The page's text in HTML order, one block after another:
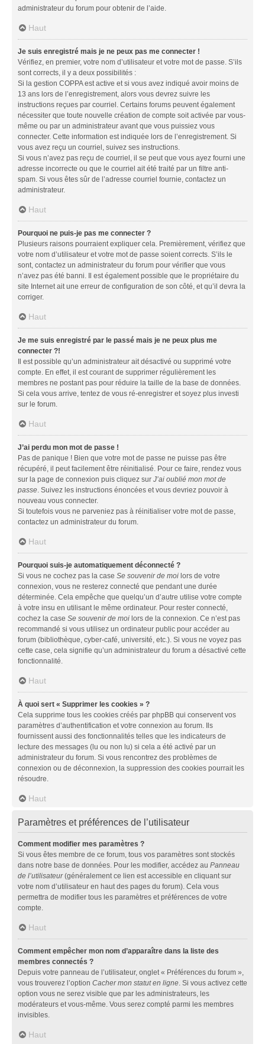
administrateur du forum pour obtenir de l’aide.
Haut
Je suis enregistré mais je ne peux pas me connecter !
Vérifiez, en premier, votre nom d’utilisateur et votre mot de passe. S’ils
sont corrects, il y a deux possibilités :
Si la gestion COPPA est active et si vous avez indiqué avoir moins de
13 ans lors de l’enregistrement, alors vous devrez suivre les
instructions reçues par courriel. Certains forums peuvent également
nécessiter que toute nouvelle création de compte soit activée par vous-
même ou par un administrateur avant que vous puissiez vous
connecter. Cette information est indiquée lors de l’enregistrement. Si
vous avez reçu un courriel, suivez ses instructions.
Si vous n’avez pas reçu de courriel, il se peut que vous ayez fourni une
adresse incorrecte ou que le courriel ait été traité par un filtre anti-
spam. Si vous êtes sûr de l’adresse courriel fournie, contactez un
administrateur.
Haut
Pourquoi ne puis-je pas me connecter ?
Plusieurs raisons pourraient expliquer cela. Premièrement, vérifiez que
votre nom d’utilisateur et votre mot de passe soient corrects. S’ils le
sont, contactez un administrateur du forum pour vérifier que vous
n’avez pas été banni. Il est également possible que le propriétaire du
site Internet ait une erreur de configuration de son côté, et qu’il devra la
corriger.
Haut
Je me suis enregistré par le passé mais je ne peux plus me
connecter ?!
Il est possible qu’un administrateur ait désactivé ou supprimé votre
compte. En effet, il est courant de supprimer régulièrement les
membres ne postant pas pour réduire la taille de la base de données.
Si cela vous arrive, tentez de vous ré-enregistrer et soyez plus investi
sur le forum.
Haut
J’ai perdu mon mot de passe !
Pas de panique ! Bien que votre mot de passe ne puisse pas être
récupéré, il peut facilement être réinitialisé. Pour ce faire, rendez vous
sur la page de connexion puis cliquez sur J’ai oublié mon mot de
passe. Suivez les instructions énoncées et vous devriez pouvoir à
nouveau vous connecter.
Si toutefois vous ne parveniez pas à réinitialiser votre mot de passe,
contactez un administrateur du forum.
Haut
Pourquoi suis-je automatiquement déconnecté ?
Si vous ne cochez pas la case Se souvenir de moi lors de votre
connexion, vous ne resterez connecté que pendant une durée
déterminée. Cela empêche que quelqu’un d’autre utilise votre compte
à votre insu en utilisant le même ordinateur. Pour rester connecté,
cochez la case Se souvenir de moi lors de la connexion. Ce n’est pas
recommandé si vous utilisez un ordinateur public pour accéder au
forum (bibliothèque, cyber-café, université, etc.). Si vous ne voyez pas
cette case, cela signifie qu’un administrateur du forum a désactivé cette
fonctionnalité.
Haut
À quoi sert « Supprimer les cookies » ?
Cela supprime tous les cookies créés par phpBB qui conservent vos
paramètres d’authentification et votre connexion au forum. Ils
fournissent aussi des fonctionnalités telles que les indicateurs de
lecture des messages (lu ou non lu) si cela a été activé par un
administrateur du forum. Si vous rencontrez des problèmes de
connexion ou de déconnexion, la suppression des cookies pourrait les
résoudre.
Haut
Paramètres et préférences de l’utilisateur
Comment modifier mes paramètres ?
Si vous êtes membre de ce forum, tous vos paramètres sont stockés
dans notre base de données. Pour les modifier, accédez au Panneau
de l’utilisateur(généralement ce lien est accessible en cliquant sur
votre nom d’utilisateur en haut des pages du forum). Cela vous
permettra de modifier tous les paramètres et préférences de votre
compte.
Haut
Comment empêcher mon nom d’apparaître dans la liste des
membres connectés ?
Depuis votre panneau de l’utilisateur, onglet « Préférences du forum »,
vous trouverez l’option Cacher mon statut en ligne. Si vous activez cette
option vous ne serez visible que par les administrateurs, les
modérateurs et vous-même. Vous serez compté parmi les membres
invisibles.
Haut